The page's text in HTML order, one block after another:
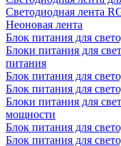
Светодиодная лента
Неоновая лента
Блок питания для
Блоки питания для
питания
Блок питания для
Блок питания для
Блоки питания для
мощности
Блок питания для
Блок питания для